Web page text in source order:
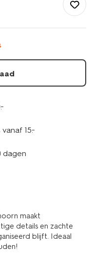
15.-
dagen
maakt
details en zachte
blijft. Ideaal